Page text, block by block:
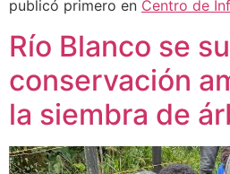
publicó primero en Centro de
Río Blanco se
conservación
la siembra de